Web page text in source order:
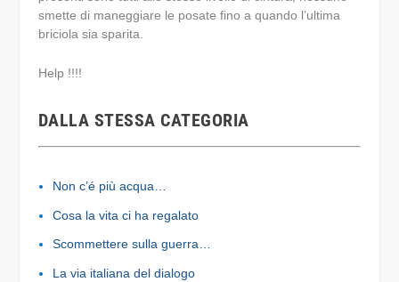
smette di maneggiare le posate fino a quando l’ultima
briciola sia sparita.
Help !!!!
DALLA STESSA CATEGORIA
Non c’é più acqua…
Cosa la vita ci ha regalato
Scommettere sulla guerra…
La via italiana del dialogo